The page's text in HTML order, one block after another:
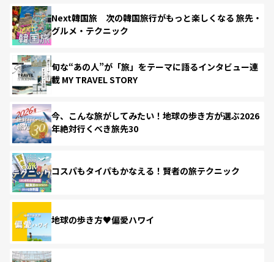
Next韓国旅 次の韓国旅行がもっと楽しくなる 旅先・
グルメ・テクニック
旬な“あの人”が「旅」をテーマに語るインタビュー連
載 MY TRAVEL STORY
今、こんな旅がしてみたい！地球の歩き方が選ぶ2026
年絶対行くべき旅先30
コスパもタイパもかなえる！賢者の旅テクニック
地球の歩き方♥偏愛ハワイ